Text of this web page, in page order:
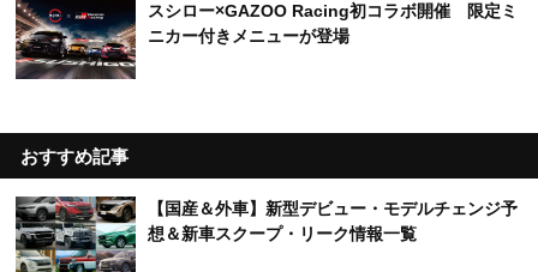
スシロー×GAZOO Racing初コラボ開催 限定ミ
ニカー付きメニューが登場
おすすめ記事
【国産＆外車】新型デビュー・モデルチェンジ予
想＆新車スクープ・リーク情報一覧